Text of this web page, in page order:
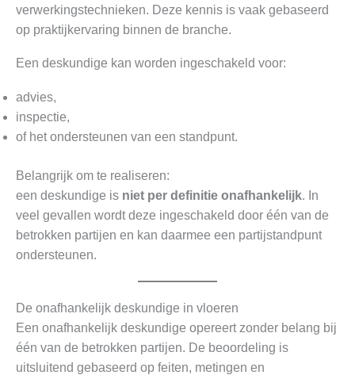
verwerkingstechnieken. Deze kennis is vaak gebaseerd
op praktijkervaring binnen de branche.
Een deskundige kan worden ingeschakeld voor:
advies,
inspectie,
of het ondersteunen van een standpunt.
Belangrijk om te realiseren:
een deskundige is niet per definitie onafhankelijk. In
veel gevallen wordt deze ingeschakeld door één van de
betrokken partijen en kan daarmee een partijstandpunt
ondersteunen.
De onafhankelijk deskundige in vloeren
Een onafhankelijk deskundige opereert zonder belang bij
één van de betrokken partijen. De beoordeling is
uitsluitend gebaseerd op feiten, metingen en